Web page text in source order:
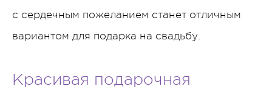
с сердечным пожеланием станет отличным
вариантом для подарка на свадьбу.
Красивая подарочная